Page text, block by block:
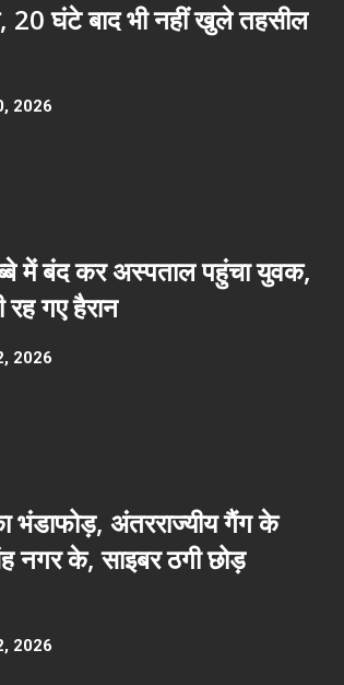
20 घंटे बाद भी नहीं खुले तहसील
2026
में बंद कर अस्पताल पहुंचा युवक,
गए हैरान
2026
भंडाफोड़, अंतरराज्यीय गैंग के
नगर के, साइबर ठगी छोड़
2026